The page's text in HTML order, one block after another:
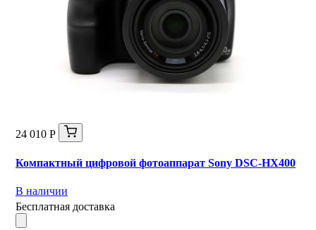
24 010 Р
Компактный цифровой фотоаппарат Sony DSC-HX400
В наличии
Бесплатная доставка